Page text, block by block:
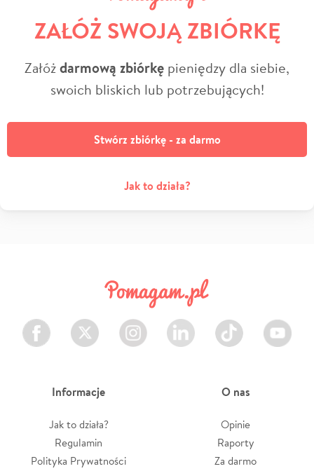
ZAŁÓŻ SWOJĄ ZBIÓRKĘ
Załóżdarmową zbiórkę pieniędzy dla siebie,
swoich bliskich lub potrzebujących!
Stwórz zbiórkę - za darmo
Jak to działa?
Facebook Twitter Instagram LinkedIn TikTok Youtube
Informacje
Jak to działa?
Regulamin
Polityka Prywatności
O nas
Opinie
Raporty
Za darmo